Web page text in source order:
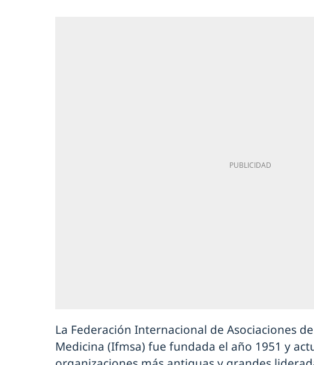
La Federación Internacional de Asociaciones
Medicina (Ifmsa) fue fundada el año 1951 y